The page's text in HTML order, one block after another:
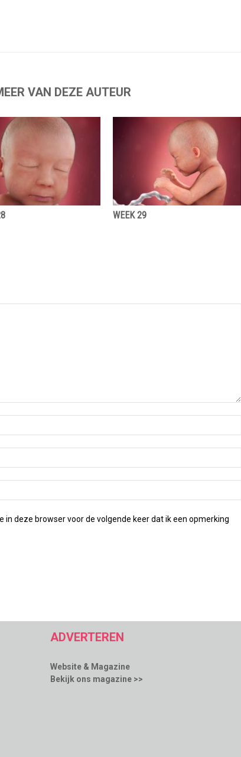
VAN DEZE AUTEUR
WEEK 29
in deze browser voor de volgende keer dat ik een opmerking
ADVERTEREN
Website & Magazine
Bekijk ons magazine >>